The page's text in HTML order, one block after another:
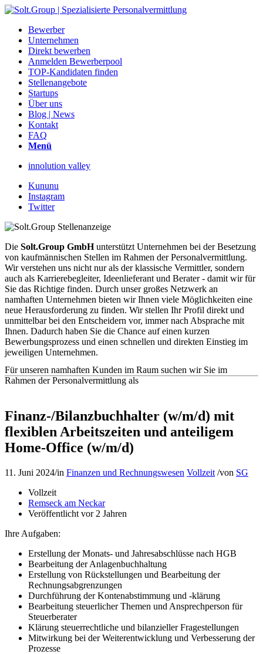
Bewerber
Unternehmen
Direkt bewerben
Anmelden Bewerberpool
TOP-Kandidaten finden
Stellenangebote
Startups
Über uns
Blog | News
Kontakt
FAQ
Menü
innolution valley
Kununu
Instagram
Twitter
Die Solt.Group GmbHunterstützt Unternehmen bei der Besetzung
von kaufmännischen Stellen im Rahmen der Personalvermittlung.
Wir verstehen uns nicht nur als der klassische Vermittler, sondern
auch als Karrierebegleiter, Ideenlieferant und Berater - damit wir für
Sie das Richtige finden. Durch unser großes Netzwerk an
namhaften Unternehmen bieten wir Ihnen viele Möglichkeiten eine
neue Herausforderung zu finden. Wir stellen Ihr Profil direkt und
unmittelbar bei den Entscheidern vor, immer nach Absprache mit
Ihnen. Dadurch haben Sie die Chance auf einen kurzen
Bewerbungsprozess und einen schnellen und direkten Einstieg im
jeweiligen Unternehmen.
Für unseren namhaften Kunden im Raum suchen wir Sie im
Rahmen der Personalvermittlung als
Finanz-/Bilanzbuchhalter (w/m/d) mit
flexiblen Arbeitszeiten und anteiligem
Home-Office (w/m/d)
11. Juni 2024/in Finanzen und Rechnungswesen Vollzeit /von SG
Vollzeit
Remseck am Neckar
Veröffentlicht vor 2 Jahren
Ihre Aufgaben:
Erstellung der Monats- und Jahresabschlüsse nach HGB
Bearbeitung der Anlagenbuchhaltung
Erstellung von Rückstellungen und Bearbeitung der
Rechnungsabgrenzungen
Durchführung der Kontenabstimmung und -klärung
Bearbeitung steuerlicher Themen und Ansprechperson für
Steuerberater
Klärung steuerrechtliche und bilanzieller Fragestellungen
Mitwirkung bei der Weiterentwicklung und Verbesserung der
Prozesse